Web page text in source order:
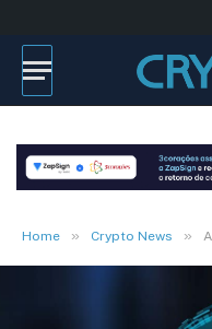
Home » Crypto News »